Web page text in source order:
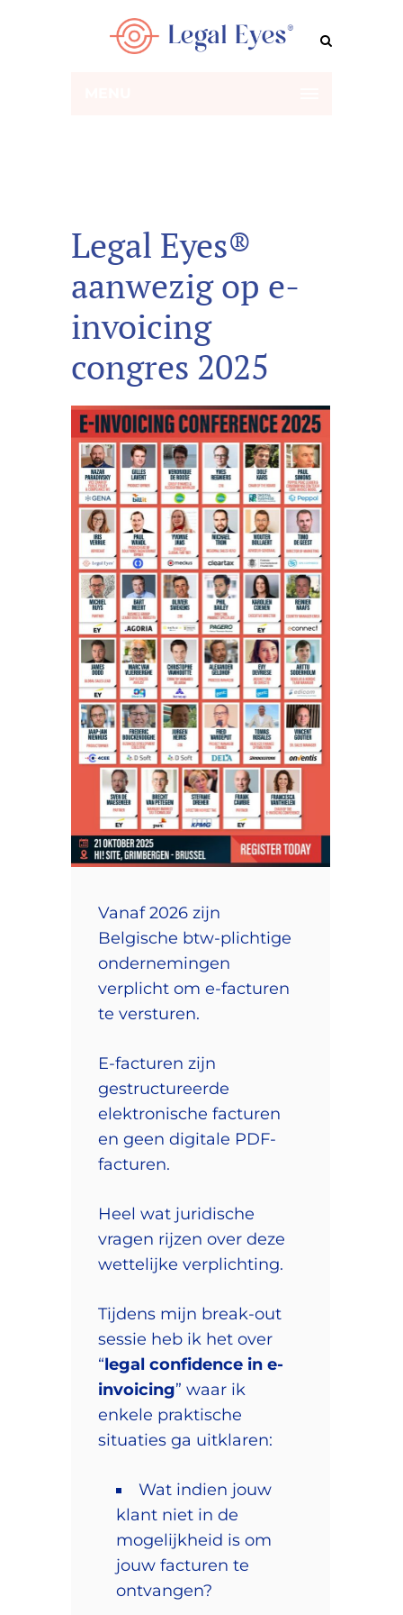
Legal Eyes®
aanwezig op e-
invoicing
congres 2025
Vanaf 2026 zijn
Belgische btw-plichtige
ondernemingen
verplicht om e-facturen
te versturen.
E-facturen zijn
gestructureerde
elektronische facturen
en geen digitale PDF-
facturen.
Heel wat juridische
vragen rijzen over deze
wettelijke verplichting.
Tijdens mijn break-out
sessie heb ik het over
“legal confidence in e-
invoicing” waar ik
enkele praktische
situaties ga uitklaren:
Wat indien jouw
klant niet in de
mogelijkheid is om
jouw facturen te
ontvangen?